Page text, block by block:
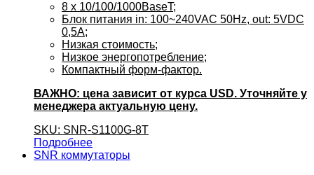
8 x 10/100/1000BaseT;
Блок питания in: 100~240VAC 50Hz, out: 5VDC
0,5A;
Низкая стоимость;
Низкое энергопотребление;
Компактный форм-фактор.
ВАЖНО: цена зависит от курса USD. Уточняйте у
менеджера актуальную цену.
SKU: SNR-S1100G-8T
Подробнее
SNR коммутаторы